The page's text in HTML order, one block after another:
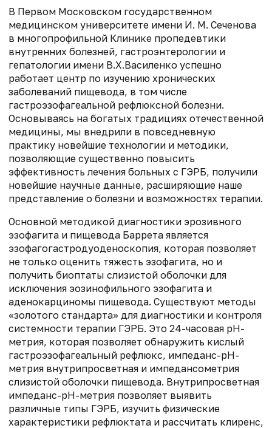
В Первом Московском государственном
медицинском университете имени И. М. Сеченова
в многопрофильной Клинике пропедевтики
внутренних болезней, гастроэнтерологии и
гепатологии имени В.Х.Василенко успешно
работает центр по изучению хронических
заболеваний пищевода, в том числе
гастроэзофагеальной рефлюксной болезни.
Основываясь на богатых традициях отечественной
медицины, мы внедрили в повседневную
практику новейшие технологии и методики,
позволяющие существенно повысить
эффективность лечения больных с ГЭРБ, получили
новейшие научные данные, расширяющие наше
представление о болезни и возможностях терапии.
Основной методикой диагностики эрозивного
эзофагита и пищевода Баррета является
эзофагогастродуоденоскопия, которая позволяет
не только оценить тяжесть эзофагита, но и
получить биоптаты слизистой оболочки для
исключения эозинофильного эзофагита и
аденокарциномы пищевода. Существуют методы
«золотого стандарта» для диагностики и контроля
системности терапии ГЭРБ. Это 24-часовая pH-
метрия, которая позволяет обнаружить кислый
гастроэзофагеальный рефлюкс, импеданс-рН-
метрия внутрипросветная и импедансометрия
слизистой оболочки пищевода. Внутрипросветная
импеданс-рН-метрия позволяет выявить
различные типы ГЭРБ, изучить физические
характеристики рефлюктата и рассчитать клиренс,